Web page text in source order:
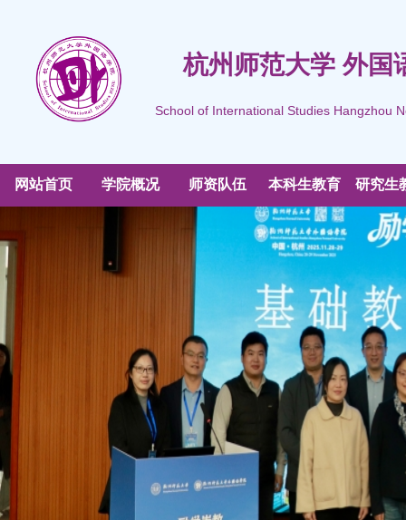
杭州师范大学 外国
School of International Studies Hangzhou
网站首页 学院概况 师资队伍 本科生教育 研究生